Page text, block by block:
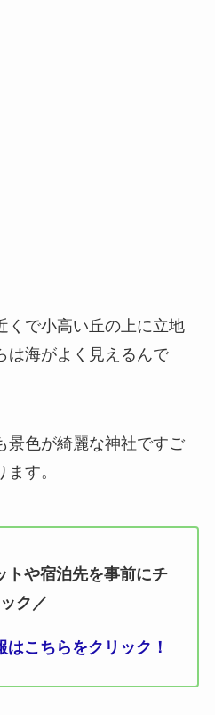
くで小高い丘の上に立地
は海がよく見えるんで
景色が綺麗な神社ですご
す。
トや宿泊先を事前にチ
ク／
こちらをクリック！